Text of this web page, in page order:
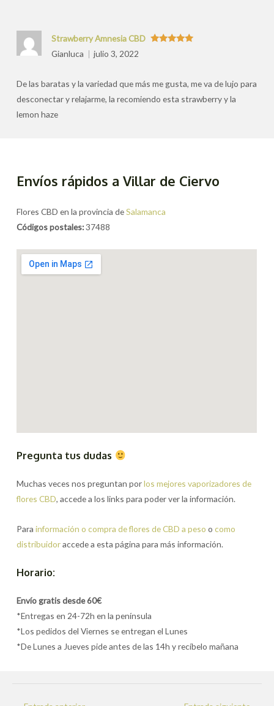
Strawberry Amnesia CBD
Gianluca
julio 3, 2022
De las baratas y la variedad que más me gusta, me va de lujo para
desconectar y relajarme, la recomiendo esta strawberry y la
lemon haze
Envíos rápidos a Villar de Ciervo
Flores CBD en la provincia deSalamanca
Códigos postales:37488
Pregunta tus dudas
Muchas veces nos preguntan porlos mejores vaporizadores de
flores CBD, accede a los links para poder ver la información.
Parainformación o compra de flores de CBD a peso ocomo
distribuidoraccede a esta página para más información.
Horario:
Envío gratis desde 60€
*Entregas en 24-72h en la península
*Los pedidos del Viernes se entregan el Lunes
*De Lunes a Jueves pide antes de las 14h y recíbelo mañana
Navegación